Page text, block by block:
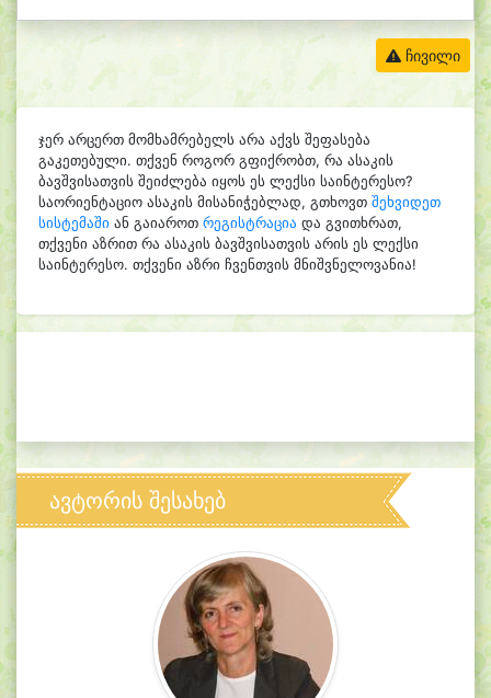
ჩივილი
ჯერ არცერთ მომხამრებელს არა აქვს შეფასება
გაკეთებული. თქვენ როგორ გფიქრობთ, რა ასაკის
ბავშვისათვის შეიძლება იყოს ეს ლექსი საინტერესო?
საორიენტაციო ასაკის მისანიჭებლად, გთხოვთ შეხვიდეთ
სისტემაში ან გაიაროთ რეგისტრაცია და გვითხრათ,
თქვენი აზრით რა ასაკის ბავშვისათვის არის ეს ლექსი
საინტერესო. თქვენი აზრი ჩვენთვის მნიშვნელოვანია!
ავტორის შესახებ